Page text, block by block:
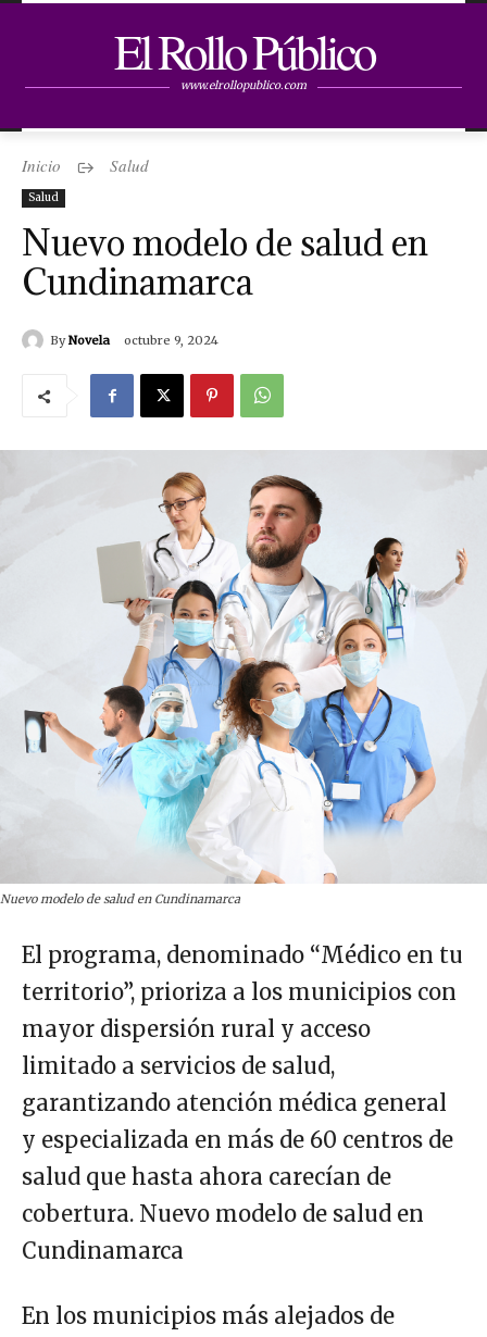
El Rollo Público
www.elrollopublico.com
Inicio Salud
Salud
Nuevo modelo de salud en
Cundinamarca
By Novela octubre 9, 2024
Nuevo modelo de salud en Cundinamarca
El programa, denominado “Médico en tu
territorio”, prioriza a los municipios con
mayor dispersión rural y acceso
limitado a servicios de salud,
garantizando atención médica general
y especializada en más de 60 centros de
salud que hasta ahora carecían de
cobertura. Nuevo modelo de salud en
Cundinamarca
En los municipios más alejados de